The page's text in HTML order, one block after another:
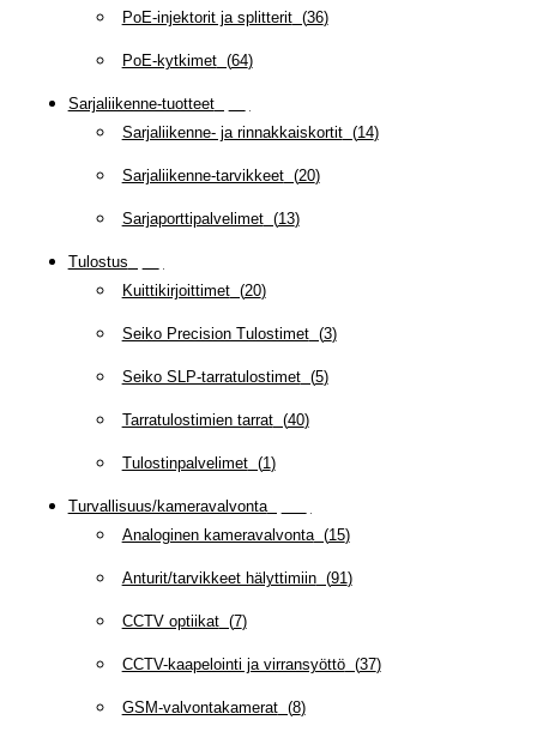
PoE-injektorit ja splitterit(36)
PoE-kytkimet(64)
Sarjaliikenne-tuotteet(
Sarjaliikenne- ja rinnakkaiskortit(14)
Sarjaliikenne-tarvikkeet(20)
Sarjaporttipalvelimet(13)
Tulostus
Kuittikirjoittimet(20)
Seiko Precision Tulostimet(3)
Seiko SLP-tarratulostimet(5)
Tarratulostimien tarrat(40)
Tulostinpalvelimet(1 )
Turvallisuus/kameravalvonta(
Analoginen kameravalvonta(15)
Anturit/tarvikkeet hälyttimiin(91 )
CCTV optiikat(7)
CCTV-kaapelointi ja virransyöttö(37)
GSM-valvontakamerat(8)